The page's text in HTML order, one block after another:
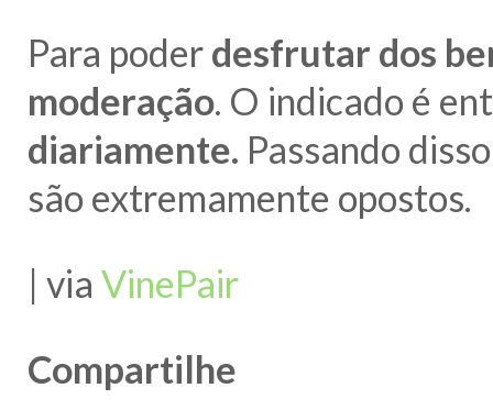
Para poderdesfrutar dos
moderação. O indicado é
diariamente. Passando
são extremamente opostos.
| via VinePair
Compartilhe